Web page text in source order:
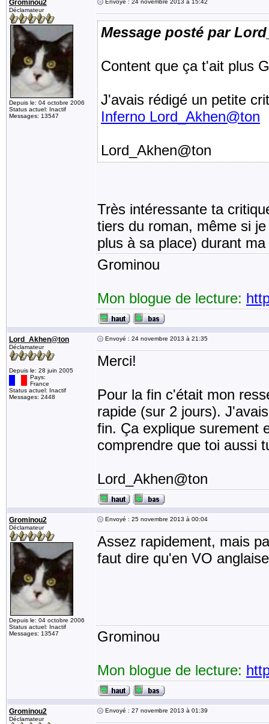
Grominou2
Déclamateur
Depuis le: 04 octobre 2006
Status actuel: Inactif
Messages: 13547
Envoyé : 24 novembre 2013 à 15:42
Message posté par
Content que ça t'ait plus
J'avais rédigé un petite
Inferno Lord_Akhen@ton
Lord_Akhen@ton
Très intéressante ta
tiers du roman, même si
plus à sa place) durant
Grominou
Mon blogue de lecture:
Lord_Akhen@ton
Déclamateur
Depuis le: 28 juin 2005
Pays:
France
Status actuel: Inactif
Messages: 2448
Envoyé : 24 novembre 2013 à 21:35
Merci!
Pour la fin c'était mon
rapide (sur 2 jours).
fin. Ça explique surement
comprendre que toi aussi
Lord_Akhen@ton
Grominou2
Déclamateur
Depuis le: 04 octobre 2006
Status actuel: Inactif
Messages: 13547
Envoyé : 25 novembre 2013 à 00:04
Assez rapidement, mais
faut dire qu'en VO
Grominou
Mon blogue de lecture:
Grominou2
Déclamateur
Envoyé : 27 novembre 2013 à 01:39